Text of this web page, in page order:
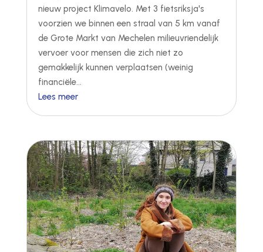
nieuw project Klimavelo. Met 3 fietsriksja's
voorzien we binnen een straal van 5 km vanaf
de Grote Markt van Mechelen milieuvriendelijk
vervoer voor mensen die zich niet zo
gemakkelijk kunnen verplaatsen (weinig
financiële...
Lees meer